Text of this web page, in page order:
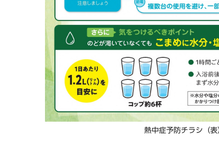
熱中症予防チラシ（表